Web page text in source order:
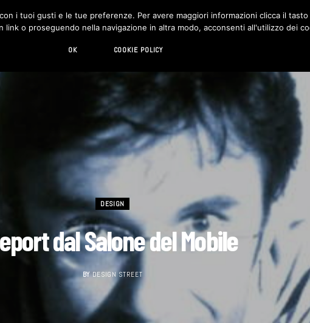
LIVING HI-TECH CHI SIAMO CONTATTI
DESIGN
dal Salone del Mobile
BY DESIGN STREET
i tuoi gusti e le tue preferenze. Per avere maggiori informazioni clicca il
link o proseguendo nella navigazione in altra modo, acconsenti all'utilizzo dei
OK COOKIE POLICY